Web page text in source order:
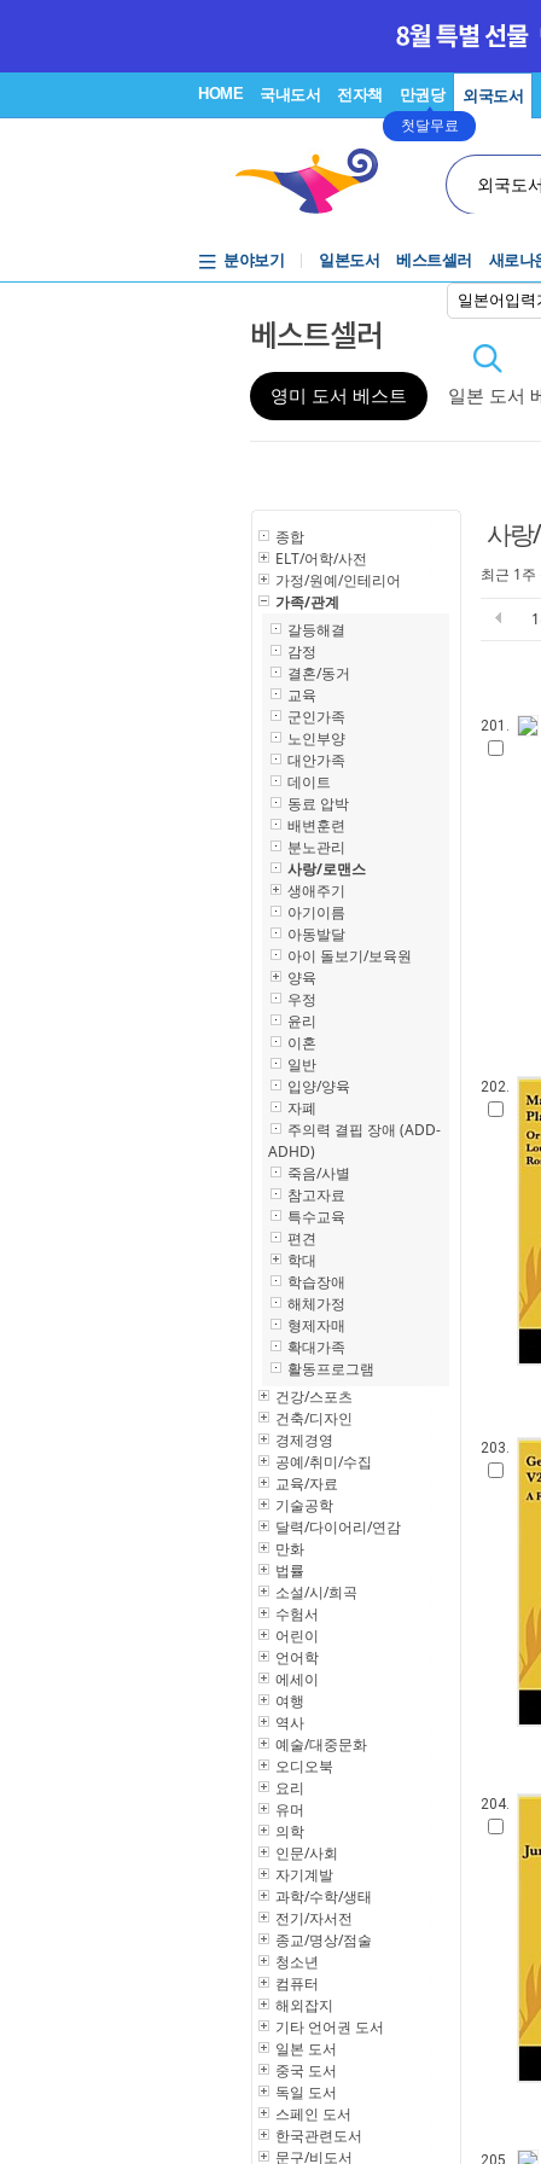
HOME 국내도서 전자책 만권당
첫달무료
외국도서
외국도
일본어입력
분야보기 일본도서 베스트셀러 새로나
베스트셀러
영미 도서 베스트 일본 도서
종합
ELT/어학/사전
가정/원예/인테리어
가족/관계
갈등해결
감정
결혼/동거
교육
군인가족
노인부양
대안가족
데이트
동료 압박
배변훈련
분노관리
사랑/로맨스
생애주기
아기이름
아동발달
아이 돌보기/보육원
양육
우정
윤리
이혼
일반
입양/양육
자폐
주의력 결핍 장애 (ADD-
ADHD)
죽음/사별
참고자료
특수교육
편견
학대
학습장애
해체가정
형제자매
확대가족
활동프로그램
건강/스포츠
건축/디자인
경제경영
공예/취미/수집
교육/자료
기술공학
달력/다이어리/연감
만화
법률
소설/시/희곡
수험서
어린이
언어학
에세이
여행
역사
예술/대중문화
오디오북
요리
유머
의학
인문/사회
자기계발
과학/수학/생태
전기/자서전
종교/명상/점술
청소년
컴퓨터
해외잡지
기타 언어권 도서
일본 도서
중국 도서
독일 도서
스페인 도서
한국관련도서
문구/비도서
사랑
최근 1
201.
202.
203.
204.
205.